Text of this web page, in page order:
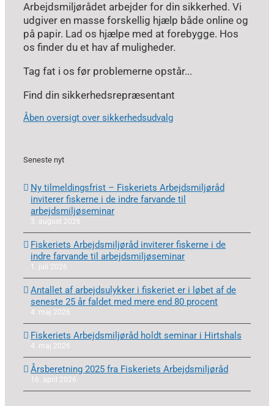
Arbejdsmiljørådet arbejder for din sikkerhed. Vi
udgiver en masse forskellig hjælp både online og
på papir. Lad os hjælpe med at forebygge. Hos
os finder du et hav af muligheder.
Tag fat i os før problemerne opstår...
Find din sikkerhedsrepræsentant
Åben oversigt over sikkerhedsudvalg
Seneste nyt
Ny tilmeldingsfrist – Fiskeriets Arbejdsmiljøråd
inviterer fiskerne i de indre farvande til
arbejdsmiljøseminar
3. august 2026
Fiskeriets Arbejdsmiljøråd inviterer fiskerne i de
indre farvande til arbejdsmiljøseminar
1. juli 2026
Antallet af arbejdsulykker i fiskeriet er i løbet af de
seneste 25 år faldet med mere end 80 procent
4. maj 2026
Fiskeriets Arbejdsmiljøråd holdt seminar i Hirtshals
4. maj 2026
Årsberetning 2025 fra Fiskeriets Arbejdsmiljøråd
16. april 2026